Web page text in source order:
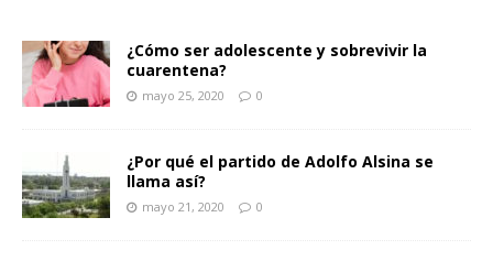
¿Cómo ser adolescente y sobrevivir la
cuarentena?
mayo 25, 2020 0
¿Por qué el partido de Adolfo Alsina se
llama así?
mayo 21, 2020 0